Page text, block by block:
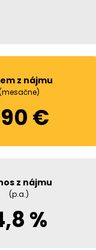
z nájmu
€
z nájmu
(p.a.)
%